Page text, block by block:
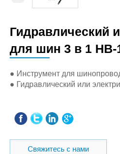
Гидравлический
для шин 3 в 1 HB-
● Инструмент для
● Гидравлический или
Свяжитесь с нами